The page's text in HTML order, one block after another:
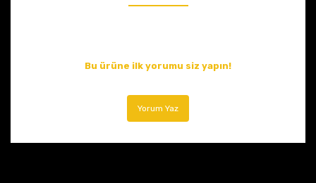
Bu ürüne ilk yorumu siz yapın!
Yorum Yaz